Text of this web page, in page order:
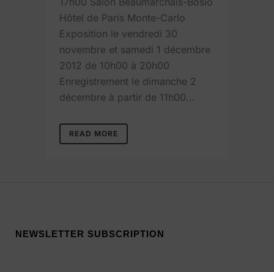
Hôtel de Paris Monte-Carlo
Exposition le vendredi 30
novembre et samedi 1 décembre
2012 de 10h00 à 20h00
Enregistrement le dimanche 2
décembre à partir de 11h00...
READ MORE
NEWSLETTER SUBSCRIPTION